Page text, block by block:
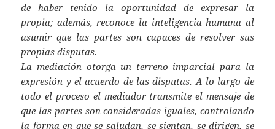
de haber tenido la oportunidad de expresar la
propia; además, reconoce la inteligencia humana al
asumir que las partes son capaces de resolver sus
propias disputas.
La mediación otorga un terreno imparcial para la
expresión y el acuerdo de las disputas. A lo largo de
todo el proceso el mediador transmite el mensaje de
que las partes son consideradas iguales, controlando
la forma en que se saludan, se sientan, se dirigen, se